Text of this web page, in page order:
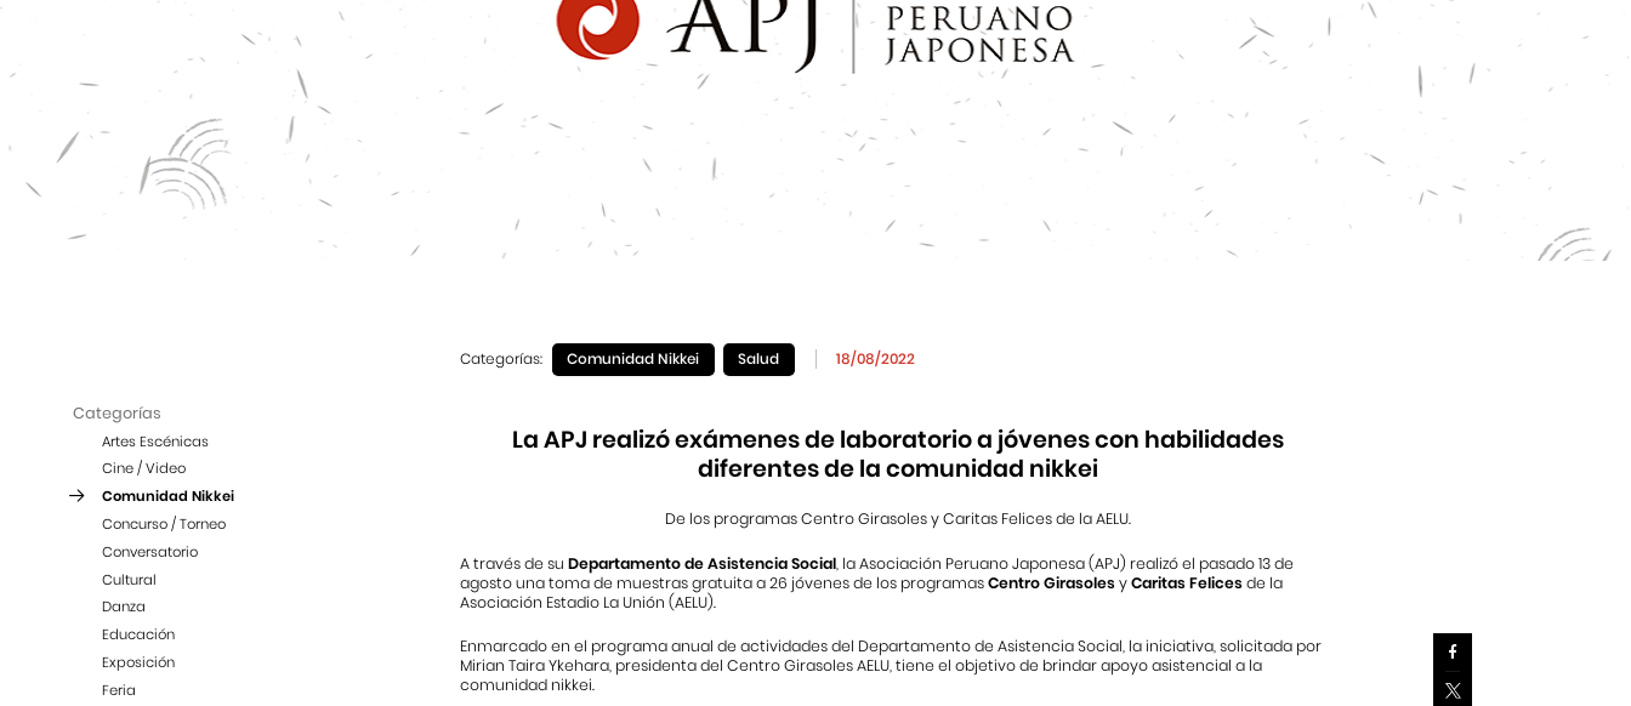
Categorías
Artes Escénicas
Cine / Video
Comunidad Nikkei
Concurso / Torneo
Conversatorio
Cultural
Danza
Educación
Exposición
Feria
Categorías: Comunidad Nikkei Salud 18/08/2022
La APJ realizó exámenes de laboratorio a jóvenes con habilidades
diferentes de la comunidad nikkei
De los programas Centro Girasoles y Caritas Felices de la AELU.
A través de su Departamento de Asistencia Social, la Asociación Peruano Japonesa (APJ) realizó el pasado 13 de
agosto una toma de muestras gratuita a 26 jóvenes de los programasCentro GirasolesyCaritas Felicesde la
Asociación Estadio La Unión (AELU).
Enmarcado en el programa anual de actividades del Departamento de Asistencia Social, la iniciativa, solicitada por
Mirian Taira Ykehara, presidenta del Centro Girasoles AELU, tiene el objetivo de brindar apoyo asistencial a la
comunidad nikkei.